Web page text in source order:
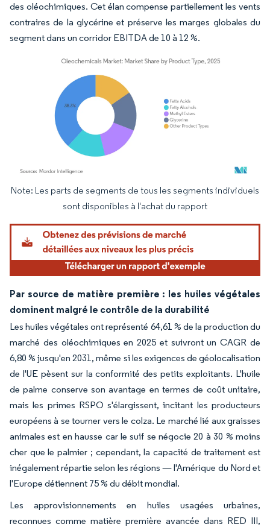
des oléochimiques. Cet élan compense partiellement les vents
contraires de la glycérine et préserve les marges globales du
segment dans un corridor EBITDA de 10 à 12 %.
Image © Mordor Intelligence. La réutilisation nécessite une attribution sous CC BY
Note: Les parts de segments de tous les segments individuels
sont disponibles à l'achat du rapport
Par source de matière première : les huiles végétales
dominent malgré le contrôle de la durabilité
Les huiles végétales ont représenté 64,61 % de la production du
marché des oléochimiques en 2025 et suivront un CAGR de
6,80 % jusqu'en 2031, même si les exigences de géolocalisation
de l'UE pèsent sur la conformité des petits exploitants. L'huile
de palme conserve son avantage en termes de coût unitaire,
mais les primes RSPO s'élargissent, incitant les producteurs
européens à se tourner vers le colza. Le marché lié aux graisses
animales est en hausse car le suif se négocie 20 à 30 % moins
cher que le palmier ; cependant, la capacité de traitement est
inégalement répartie selon les régions — l'Amérique du Nord et
l'Europe détiennent 75 % du débit mondial.
Les approvisionnements en huiles usagées urbaines,
reconnues comme matière première avancée dans RED III,